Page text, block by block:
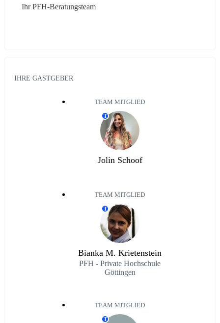
Ihr PFH-Beratungsteam
IHRE GASTGEBER
TEAM MITGLIED
T
Jolin Schoof
TEAM MITGLIED
T
Bianka M. Krietenstein
PFH - Private Hochschule
Göttingen
TEAM MITGLIED
T